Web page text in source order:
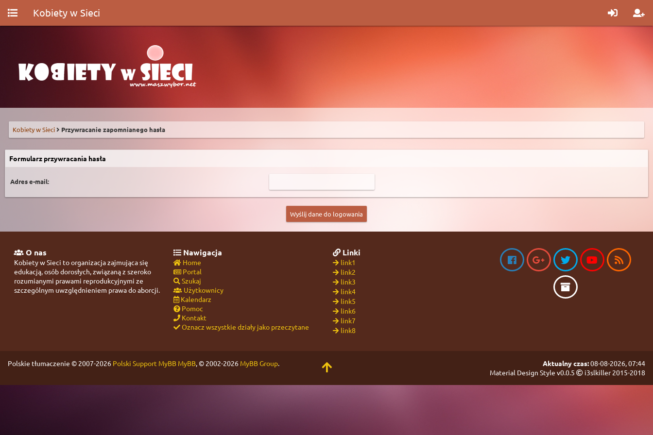
Kobiety w Sieci
Kobiety w Sieci Przywracanie zapomnianego hasła
Formularz przywracania hasła
Adres e-mail:
O nas
Kobiety w Sieci to organizacja zajmująca się
edukacją, osób dorosłych, związaną z szeroko
rozumianymi prawami reprodukcyjnymi ze
szczególnym uwzględnieniem prawa do aborcji.
Nawigacja
Home
Portal
Szukaj
Użytkownicy
Kalendarz
Pomoc
Kontakt
Oznacz wszystkie działy jako przeczytane
Linki
link1
link2
link3
link4
link5
link6
link7
link8
Polskie tłumaczenie © 2007-2026 Polski Support MyBB MyBB, © 2002-2026 MyBB Group. Aktualny czas:08-08-2026, 07:44
Material Design Style v0.0.5
i3slkiller 2015-2018